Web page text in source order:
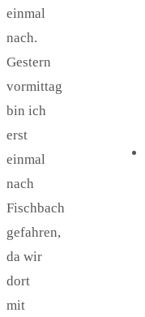
einmal
nach.
Gestern
vormittag
bin ich
erst
einmal
nach
Fischbach
gefahren,
da wir
dort
mit